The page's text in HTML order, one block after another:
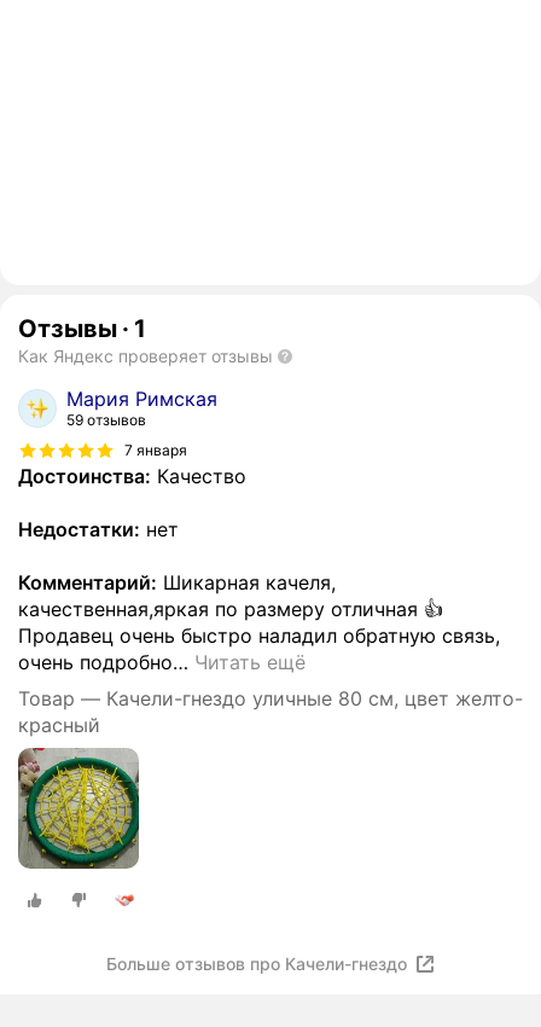
Отзывы · 1
Как Яндекс проверяет отзывы
Мария Римская
59 отзывов
7 января
Достоинства: Качество
Недостатки: нет
Комментарий: Шикарная качеля,
качественная,яркая по размеру отличная 👍
Продавец очень быстро наладил обратную связь,
очень подробно… Читать ещё
Товар — Качели-гнездо уличные 80 см, цвет желто-
красный
Больше отзывов про Качели-гнездо